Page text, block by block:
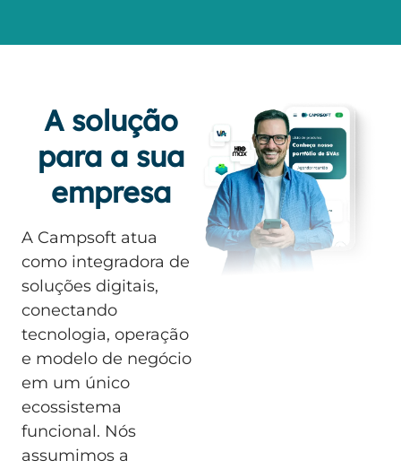
A solução
para a sua
empresa
A Campsoft atua
como integradora de
soluções digitais,
conectando
tecnologia, operação
e modelo de negócio
em um único
ecossistema
funcional. Nós
assumimos a